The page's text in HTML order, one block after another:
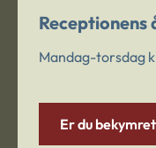
Mandag-torsdag
Er du